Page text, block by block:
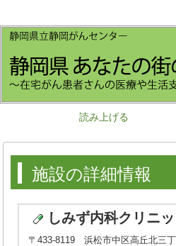
読み上げる
施設の詳細情報
しみず内科クリニ
〒433-8119 浜松市中区高丘北三丁